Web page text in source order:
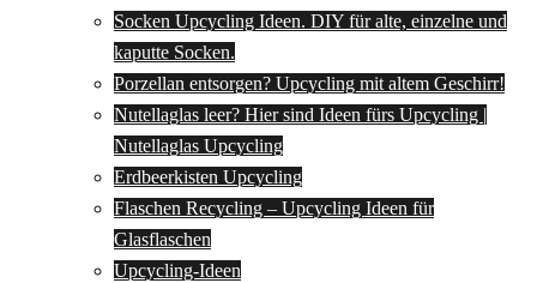
Socken Upcycling Ideen. DIY für alte, einzelne und
kaputte Socken.
Porzellan entsorgen? Upcycling mit altem Geschirr!
Nutellaglas leer? Hier sind Ideen fürs Upcycling |
Nutellaglas Upcycling
Erdbeerkisten Upcycling
Flaschen Recycling – Upcycling Ideen für
Glasflaschen
Upcycling-Ideen